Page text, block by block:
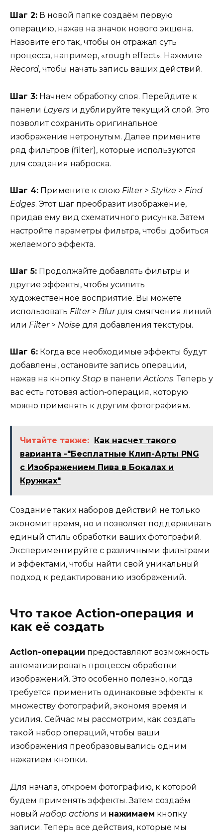
Шаг 2: В новой папке создаём первую
операцию, нажав на значок нового экшена.
Назовите его так, чтобы он отражал суть
процесса, например, «rough effect». Нажмите
Record, чтобы начать запись ваших действий.
Шаг 3: Начнем обработку слоя. Перейдите к
панели Layers и дублируйте текущий слой. Это
позволит сохранить оригинальное
изображение нетронутым. Далее примените
ряд фильтров (filter), которые используются
для создания наброска.
Шаг 4: Примените к слою Filter> Stylize > Find
Edges. Этот шаг преобразит изображение,
придав ему вид схематичного рисунка. Затем
настройте параметры фильтра, чтобы добиться
желаемого эффекта.
Шаг 5: Продолжайте добавлять фильтры и
другие эффекты, чтобы усилить
художественное восприятие. Вы можете
использовать Filter> Blurдля смягчения линий
или Filter> Noise для добавления текстуры.
Шаг 6: Когда все необходимые эффекты будут
добавлены, остановите запись операции,
нажав на кнопку Stop в панелиActions. Теперь у
вас есть готовая action-операция, которую
можно применять к другим фотографиям.
Читайте также:
Как насчет такого
варианта -"Бесплатные Клип-Арты PNG
с Изображением Пива в Бокалах и
Кружках"
Создание таких наборов действий не только
экономит время, но и позволяет поддерживать
единый стиль обработки ваших фотографий.
Экспериментируйте с различными фильтрами
и эффектами, чтобы найти свой уникальный
подход к редактированию изображений.
Что такое Action-операция и
как её создать
Action-операции предоставляют возможность
автоматизировать процессы обработки
изображений. Это особенно полезно, когда
требуется применить одинаковые эффекты к
множеству фотографий, экономя время и
усилия. Сейчас мы рассмотрим, как создать
такой набор операций, чтобы ваши
изображения преобразовывались одним
нажатием кнопки.
Для начала, откроем фотографию, к которой
будем применять эффекты. Затем создаём
новый набор actions и нажимаем кнопку
записи. Теперь все действия, которые мы